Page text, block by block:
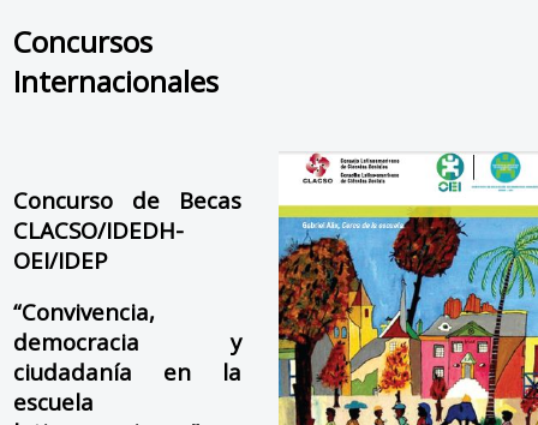
Concursos
Internacionales
Concurso de Becas
CLACSO/IDEDH-
OEI/IDEP
“Convivencia,
democracia y
ciudadanía en la
escuela